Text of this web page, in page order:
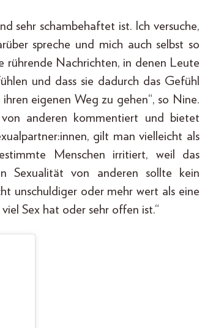
sehr schambehaftet ist. Ich versuche,
spreche und mich auch selbst so
rührende Nachrichten, in denen Leute
und dass sie dadurch das Gefühl
eigenen Weg zu gehen“, so Nine.
anderen kommentiert und bietet
gilt man vielleicht als
Menschen irritiert, weil das
Sexualität von anderen sollte kein
unschuldiger oder mehr wert als eine
Sex hat oder sehr offen ist.“